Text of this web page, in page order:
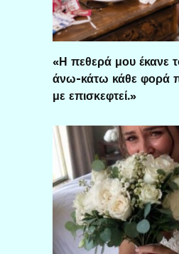
«Η πεθερά μου έκανε
άνω-κάτω κάθε φορά
με επισκεφτεί.»